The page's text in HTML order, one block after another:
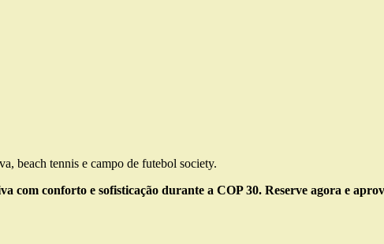
beach tennis e campo de futebol society.
com conforto e sofisticação durante a COP 30. Reserve agora e